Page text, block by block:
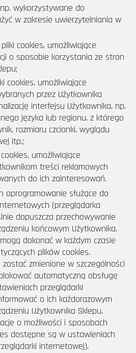
wykorzystywane do
w zakresie uwierzytelniania w
cookies, umożliwiające
o sposobie korzystania ze stron
cookies, umożliwiające
przez Użytkownika
interfejsu Użytkownika, np.
języka lub regionu, z którego
rozmiaru czcionki, wyglądu
itp.;
umożliwiające
treści reklamowych
do ich zainteresowań.
oprogramowanie służące do
(przeglądarka
dopuszcza przechowywanie
końcowym Użytkownika.
dokonać w każdym czasie
plików cookies.
zmienione w szczególności
automatyczną obsługę
przeglądarki
o ich każdorazowym
Użytkownika Sklepu.
o możliwości i sposobach
dostępne są w ustawieniach
internetowej).